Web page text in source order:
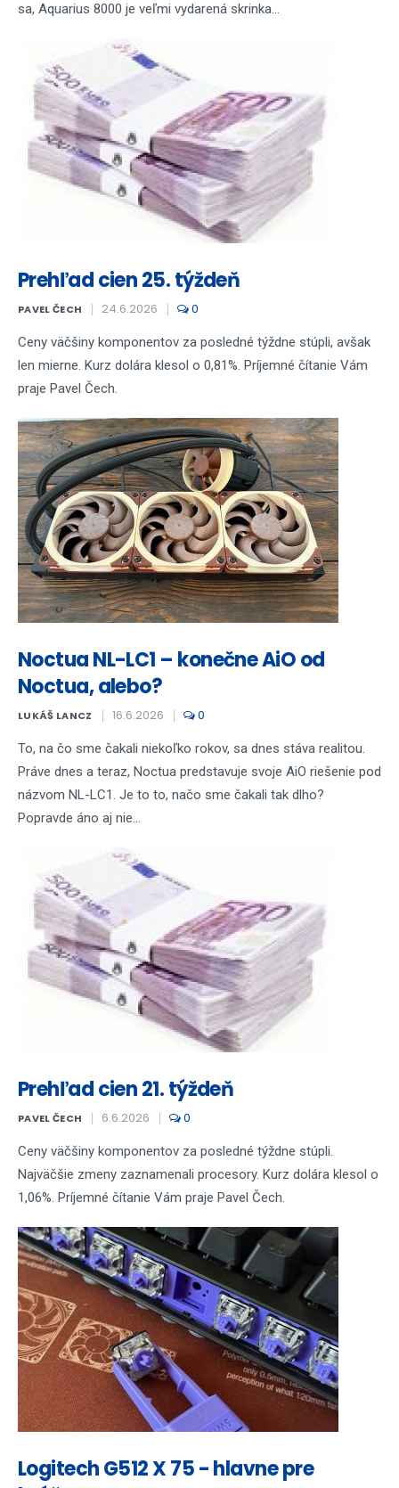
sa, Aquarius 8000 je veľmi vydarená skrinka...
Prehľad cien 25. týždeň
PAVEL ČECH 24.6.2026 0
Ceny väčšiny komponentov za posledné týždne stúpli, avšak
len mierne. Kurz dolára klesol o 0,81%. Príjemné čítanie Vám
praje Pavel Čech.
Noctua NL-LC1 – konečne AiO od
Noctua, alebo?
LUKÁŠ LANCZ 16.6.2026 0
To, na čo sme čakali niekoľko rokov, sa dnes stáva realitou.
Práve dnes a teraz, Noctua predstavuje svoje AiO riešenie pod
názvom NL-LC1. Je to to, načo sme čakali tak dlho?
Popravde áno aj nie...
Prehľad cien 21. týždeň
PAVEL ČECH 6.6.2026 0
Ceny väčšiny komponentov za posledné týždne stúpli.
Najväčšie zmeny zaznamenali procesory. Kurz dolára klesol o
1,06%. Príjemné čítanie Vám praje Pavel Čech.
Logitech G512 X 75 - hlavne pre